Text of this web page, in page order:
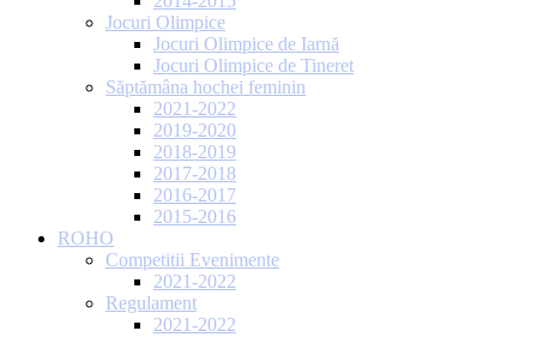
Jocuri Olimpice
Jocuri Olimpice de Iarnă
Jocuri Olimpice de Tineret
Săptămâna hochei feminin
2021-2022
2019-2020
2018-2019
2017-2018
2016-2017
2015-2016
ROHO
Competitii Evenimente
2021-2022
Regulament
2021-2022